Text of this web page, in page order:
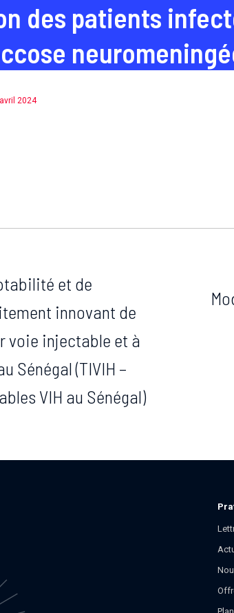
des patients
2024
et de
innovant de
voie injectable et à
Sénégal (TIVIH –
VIH au Sénégal)